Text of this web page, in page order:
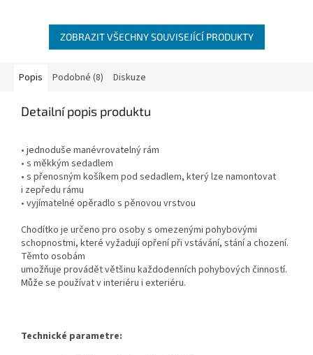
ZOBRAZIT VŠECHNY SOUVISEJÍCÍ PRODUKTY
Popis Podobné (8) Diskuze
Detailní popis produktu
• jednoduše manévrovatelný rám
• s měkkým sedadlem
• s přenosným košíkem pod sedadlem, který lze namontovat
i zepředu rámu
• vyjímatelné opěradlo s pěnovou vrstvou
Chodítko je určeno pro osoby s omezenými pohybovými
schopnostmi, které vyžadují opření při vstávání, stání a chození.
Těmto osobám
umožňuje provádět většinu každodenních pohybových činností.
Může se používat v interiéru i exteriéru.
Technické parametre: